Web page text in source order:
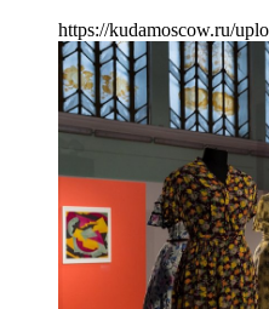
https://kudamoscow.ru/